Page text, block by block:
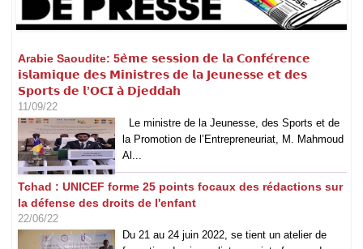
Arabie Saoudite: 5𝗲̀𝗺𝗲 𝘀𝗲𝘀𝘀𝗶𝗼𝗻 𝗱𝗲 𝗹𝗮 𝗖𝗼𝗻𝗳𝗲́𝗿𝗲𝗻𝗰𝗲
𝗶𝘀𝗹𝗮𝗺𝗶𝗾𝘂𝗲 𝗱𝗲𝘀 𝗠𝗶𝗻𝗶𝘀𝘁𝗿𝗲𝘀 𝗱𝗲 𝗹𝗮 𝗝𝗲𝘂𝗻𝗲𝘀𝘀𝗲 𝗲𝘁 𝗱𝗲𝘀
𝗦𝗽𝗼𝗿𝘁𝘀 𝗱𝗲 𝗹’𝗢𝗖𝗜 𝗮̀ 𝗗𝗷𝗲𝗱𝗱𝗮𝗵
11/09/22
Le ministre de la Jeunesse, des Sports et de
la Promotion de l’Entrepreneuriat, M. Mahmoud
Al...
Tchad : UNICEF forme 25 points focaux des rédactions sur
la défense des droits de l'enfant
22/06/22
Du 21 au 24 juin 2022, se tient un atelier de